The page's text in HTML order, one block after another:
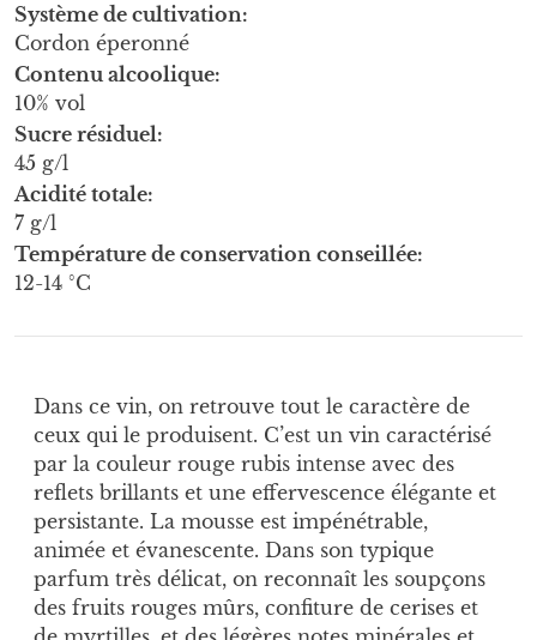
Système de cultivation
Cordon éperonné
Contenu alcoolique
10% vol
Sucre résiduel
45 g/l
Acidité totale
7 g/l
Température de conservation conseillée
12-14 °C
Dans ce vin, on retrouve tout le caractère de
ceux qui le produisent. C’est un vin caractérisé
par la couleur rouge rubis intense avec des
reflets brillants et une effervescence élégante et
persistante. La mousse est impénétrable,
animée et évanescente. Dans son typique
parfum très délicat, on reconnaît les soupçons
des fruits rouges mûrs, confiture de cerises et